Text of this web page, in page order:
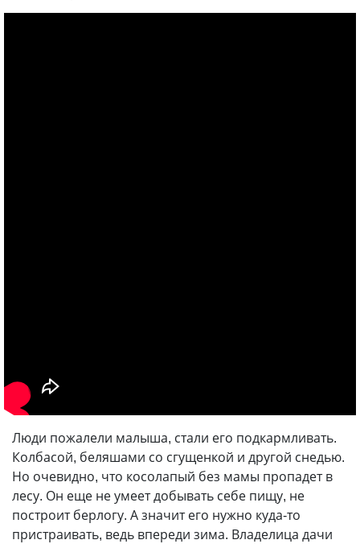
Люди пожалели малыша, стали его подкармливать.
Колбасой, беляшами со сгущенкой и другой снедью.
Но очевидно, что косолапый без мамы пропадет в
лесу. Он еще не умеет добывать себе пищу, не
построит берлогу. А значит его нужно куда-то
пристраивать, ведь впереди зима. Владелица дачи